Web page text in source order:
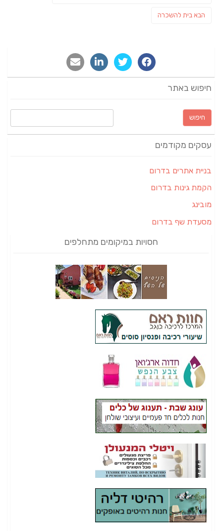
הבא פוסט
בית להשכרה
חיפוש באתר
חיפוש:
עסקים מקודמים
בניית אתרים בדרום
הקמת גינות בדרום
מובינג
מסעדת שף בדרום
חסויות במיקומים מתחלפים